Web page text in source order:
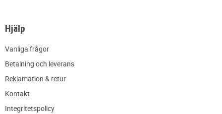
Hjälp
Vanliga frågor
Betalning och leverans
Reklamation & retur
Kontakt
Integritetspolicy